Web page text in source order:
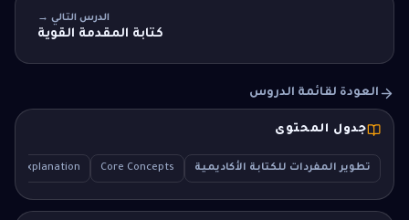
الدرس التالي →
كتابة المقدمة القوية
العودة لقائمة الدروس
جدول المحتوى
تطوير المفردات للكتابة الأكاديمية Core Concepts
Explanation